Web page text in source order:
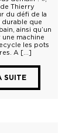
de Thierry
du défi de la
que
ainsi qu’un
machine
les pots
A […]
SUITE